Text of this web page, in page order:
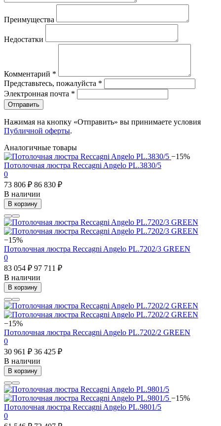
Преимущества
Недостатки
Комментарий *
Представьтесь, пожалуйста *
Электронная почта *
Отправить
Нажимая на кнопку «Отправить» вы принимаете условия
Публичной оферты.
Аналогичные товары
−15%
Потолочная люстра Reccagni Angelo PL.3830/5
0
73 806 ₽ 86 830 ₽
В наличии
В корзину
−15%
Потолочная люстра Reccagni Angelo PL.7202/3 GREEN
0
83 054 ₽ 97 711 ₽
В наличии
В корзину
−15%
Потолочная люстра Reccagni Angelo PL.7202/2 GREEN
0
30 961 ₽ 36 425 ₽
В наличии
В корзину
−15%
Потолочная люстра Reccagni Angelo PL.9801/5
0